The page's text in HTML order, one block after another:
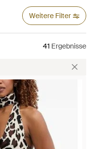
Weitere Filter
41 Ergebnisse